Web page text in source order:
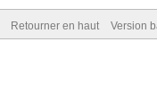
Retourner en haut Version